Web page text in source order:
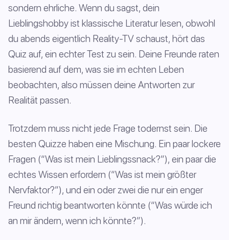
sondern ehrliche. Wenn du sagst, dein
Lieblingshobby ist klassische Literatur lesen, obwohl
du abends eigentlich Reality-TV schaust, hört das
Quiz auf, ein echter Test zu sein. Deine Freunde raten
basierend auf dem, was sie im echten Leben
beobachten, also müssen deine Antworten zur
Realität passen.
Trotzdem muss nicht jede Frage todernst sein. Die
besten Quizze haben eine Mischung. Ein paar lockere
Fragen (“Was ist mein Lieblingssnack?”), ein paar die
echtes Wissen erfordern (“Was ist mein größter
Nervfaktor?”), und ein oder zwei die nur ein enger
Freund richtig beantworten könnte (“Was würde ich
an mir ändern, wenn ich könnte?”).